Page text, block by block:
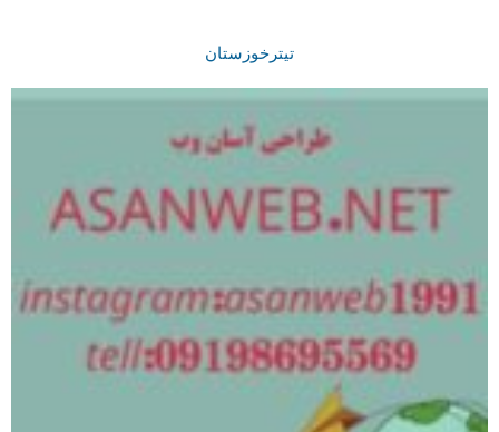
تیترخوزستان